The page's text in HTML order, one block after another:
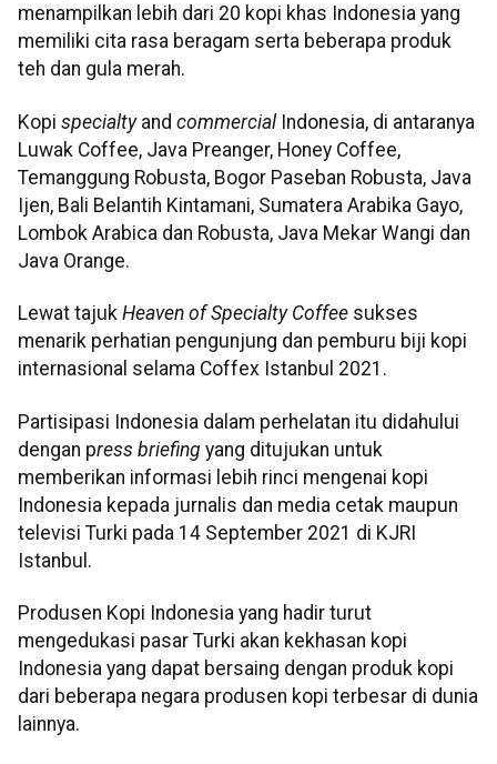
menampilkan lebih dari 20 kopi khas Indonesia yang
memiliki cita rasa beragam serta beberapa produk
teh dan gula merah.
Kopi specialtyand commercialIndonesia, di antaranya
Luwak Coffee, Java Preanger, Honey Coffee,
Temanggung Robusta, Bogor Paseban Robusta, Java
Ijen, Bali Belantih Kintamani, Sumatera Arabika Gayo,
Lombok Arabica dan Robusta, Java Mekar Wangi dan
Java Orange.
Lewat tajuk Heaven of Specialty Coffee sukses
menarik perhatian pengunjung dan pemburu biji kopi
internasional selama Coffex Istanbul 2021.
Partisipasi Indonesia dalam perhelatan itu didahului
dengan press briefing yang ditujukan untuk
memberikan informasi lebih rinci mengenai kopi
Indonesia kepada jurnalis dan media cetak maupun
televisi Turki pada 14 September 2021 di KJRI
Istanbul.
Produsen Kopi Indonesia yang hadir turut
mengedukasi pasar Turki akan kekhasan kopi
Indonesia yang dapat bersaing dengan produk kopi
dari beberapa negara produsen kopi terbesar di dunia
lainnya.